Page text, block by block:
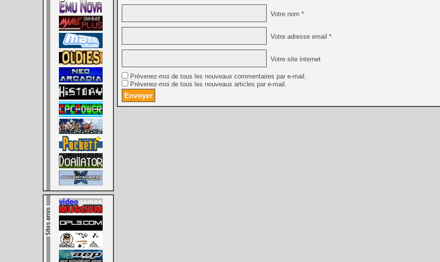
Votre nom *
Votre adresse email *
Votre site internet
Prévenez-moi de tous les nouveaux commentaires par e-mail.
Prévenez-moi de tous les nouveaux articles par e-mail.